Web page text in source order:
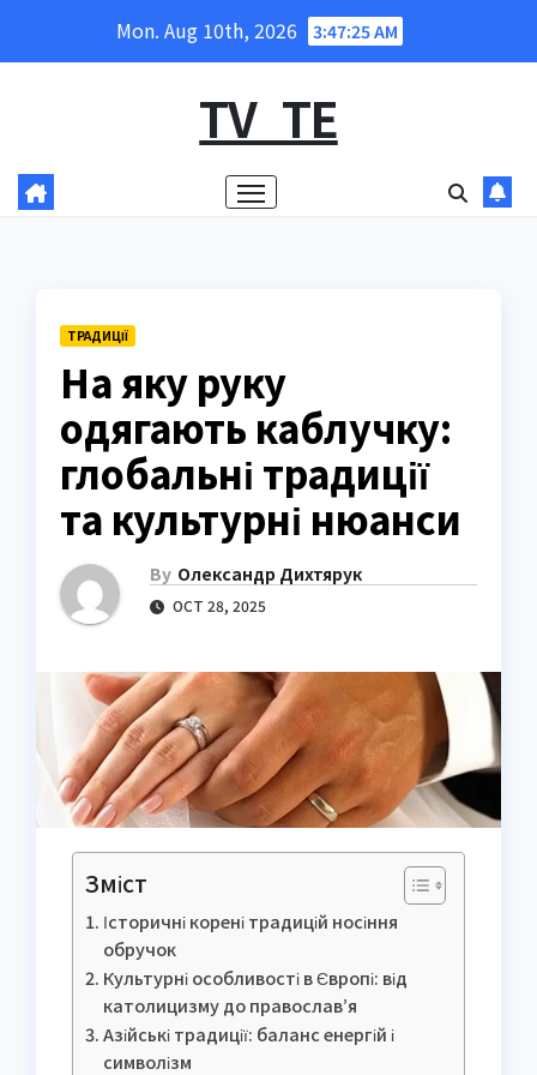
Mon. Aug 10th, 2026 3:47:26 AM
TV_TE
ТРАДИЦІЇ
На яку руку
одягають каблучку:
глобальні традиції
та культурні нюанси
By Олександр Дихтярук
OCT 28, 2025
Зміст
Історичні корені традицій носіння
обручок
Культурні особливості в Європі: від
католицизму до православ’я
Азійські традиції: баланс енергій і
символізм